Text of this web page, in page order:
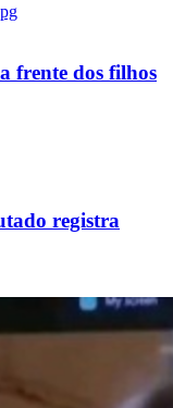
frente dos filhos
registra